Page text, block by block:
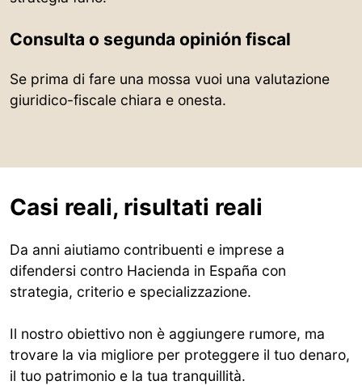
Consulta o segunda opinión fiscal
Se prima di fare una mossa vuoi una valutazione
giuridico-fiscale chiara e onesta.
Casi reali, risultati reali
Da anni aiutiamo contribuenti e imprese a
difendersi contro Hacienda in España con
strategia, criterio e specializzazione.
Il nostro obiettivo non è aggiungere rumore, ma
trovare la via migliore per proteggere il tuo denaro,
il tuo patrimonio e la tua tranquillità.